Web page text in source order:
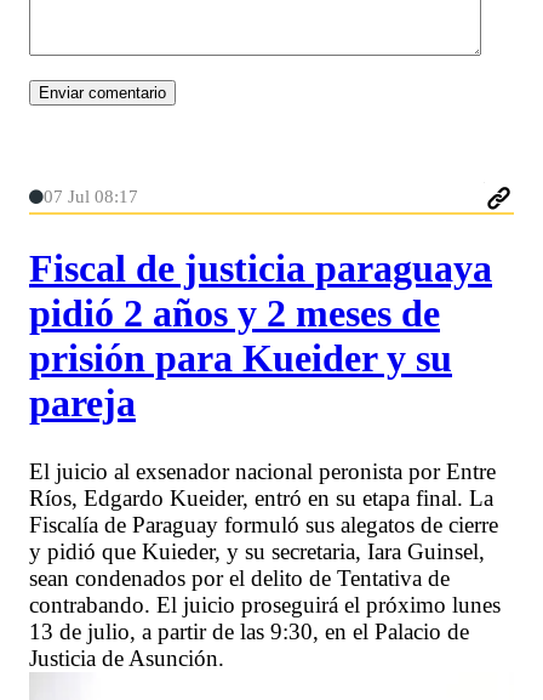
07 Jul 08:17
Fiscal de justicia paraguaya
pidió 2 años y 2 meses de
prisión para Kueider y su
pareja
El juicio al exsenador nacional peronista por Entre
Ríos, Edgardo Kueider, entró en su etapa final. La
Fiscalía de Paraguay formuló sus alegatos de cierre
y pidió que Kuieder, y su secretaria, Iara Guinsel,
sean condenados por el delito de Tentativa de
contrabando. El juicio proseguirá el próximo lunes
13 de julio, a partir de las 9:30, en el Palacio de
Justicia de Asunción.